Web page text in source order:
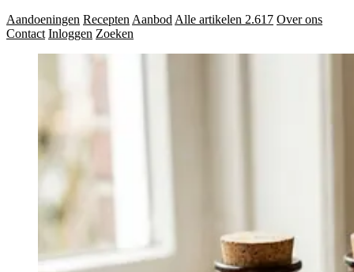
Aandoeningen Recepten Aanbod Alle artikelen 2.617 Over ons
Contact Inloggen Zoeken